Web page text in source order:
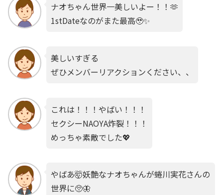
ナオちゃん世界一美しいよー！！🫶
1stDateなのがまた最高🥹✨
美しいすぎる
ぜひメンバーリアクションください、、
これは！！！やばい！！！
セクシーNAOYA炸裂！！！
めっちゃ素敵でした💖
やばあ🤯妖艶なナオちゃんが蜷川実花さんの
世界に🥺🦋